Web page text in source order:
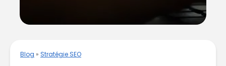
Blog » Stratégie SEO